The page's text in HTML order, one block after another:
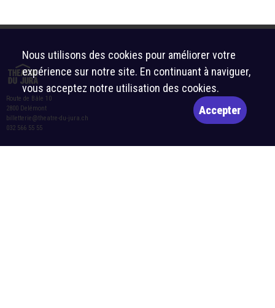
Route de Bâle 10
2800 Delémont
billetterie@theatre-du-jura.ch
032 566 55 55
Nous utilisons des cookies pour améliorer votre
expérience sur notre site. En continuant à naviguer,
vous acceptez notre utilisation des cookies.
Accepter